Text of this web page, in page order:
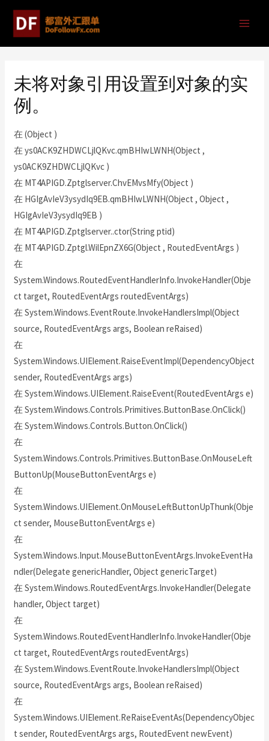
未将对象引用设置到对象的实
例。
在 (Object )
在 ys0ACK9ZHDWCLjlQKvc.qmBHIwLWNH(Object ,
ys0ACK9ZHDWCLjlQKvc )
在 MT4APIGD.Zptglserver.ChvEMvsMfy(Object )
在 HGIgAvIeV3ysydIq9EB.qmBHIwLWNH(Object , Object ,
HGIgAvIeV3ysydIq9EB )
在 MT4APIGD.Zptglserver..ctor(String ptid)
在 MT4APIGD.Zptgl.WilEpnZX6G(Object , RoutedEventArgs )
在
System.Windows.RoutedEventHandlerInfo.InvokeHandler(Obje
ct target, RoutedEventArgs routedEventArgs)
在 System.Windows.EventRoute.InvokeHandlersImpl(Object
source, RoutedEventArgs args, Boolean reRaised)
在
System.Windows.UIElement.RaiseEventImpl(DependencyObject
sender, RoutedEventArgs args)
在 System.Windows.UIElement.RaiseEvent(RoutedEventArgs e)
在 System.Windows.Controls.Primitives.ButtonBase.OnClick()
在 System.Windows.Controls.Button.OnClick()
在
System.Windows.Controls.Primitives.ButtonBase.OnMouseLeft
ButtonUp(MouseButtonEventArgs e)
在
System.Windows.UIElement.OnMouseLeftButtonUpThunk(Obje
ct sender, MouseButtonEventArgs e)
在
System.Windows.Input.MouseButtonEventArgs.InvokeEventHa
ndler(Delegate genericHandler, Object genericTarget)
在 System.Windows.RoutedEventArgs.InvokeHandler(Delegate
handler, Object target)
在
System.Windows.RoutedEventHandlerInfo.InvokeHandler(Obje
ct target, RoutedEventArgs routedEventArgs)
在 System.Windows.EventRoute.InvokeHandlersImpl(Object
source, RoutedEventArgs args, Boolean reRaised)
在
System.Windows.UIElement.ReRaiseEventAs(DependencyObjec
t sender, RoutedEventArgs args, RoutedEvent newEvent)